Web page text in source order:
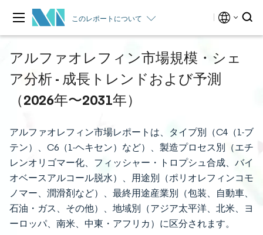
このレポートについて
アルファオレフィン市場規模・シェ
ア分析 - 成長トレンドおよび予測
（2026年〜2031年）
アルファオレフィン市場レポートは、タイプ別（C4（1-ブ
テン）、C6（1-ヘキセン）など）、製造プロセス別（エチ
レンオリゴマー化、フィッシャー・トロプシュ合成、バイ
オベースアルコール脱水）、用途別（ポリオレフィンコモ
ノマー、潤滑剤など）、最終用途産業別（包装、自動車、
石油・ガス、その他）、地域別（アジア太平洋、北米、ヨ
ーロッパ、南米、中東・アフリカ）に区分されます。